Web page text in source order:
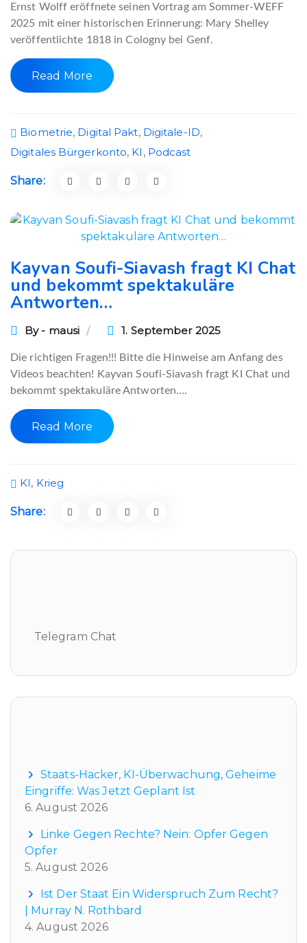
Ernst Wolff eröffnete seinen Vortrag am Sommer-WEFF
2025 mit einer historischen Erinnerung: Mary Shelley
veröffentlichte 1818 in Cologny bei Genf.
Read More
Biometrie, Digital Pakt, Digitale-ID,
Digitales Bürgerkonto, KI , Podcast
Share:
Kayvan Soufi-Siavash fragt KI Chat
und bekommt spektakuläre
Antworten…
By - mausi 1. September 2025
Die richtigen Fragen!!! Bitte die Hinweise am Anfang des
Videos beachten! Kayvan Soufi-Siavash fragt KI Chat und
bekommt spektakuläre Antworten….
Read More
KI, Krieg
Share:
Telegram Chat
Staats-Hacker, KI-Überwachung, Geheime
Eingriffe: Was Jetzt Geplant Ist
6. August 2026
Linke Gegen Rechte? Nein: Opfer Gegen
Opfer
5. August 2026
Ist Der Staat Ein Widerspruch Zum Recht?
| Murray N. Rothbard
4. August 2026